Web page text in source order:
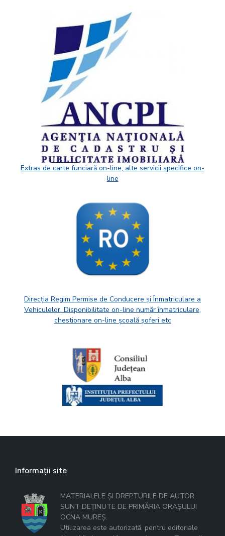
Extras de carte funciară on-line, alte servicii specifice on-
line
Direcția Regim Permise de Conducere și Înmatriculare a
Vehiculelor. Disponibilitate on-line număr înmatriculare,
chestionare on-line școală șoferi etc
Informații site
MATERIALELE ȘI DREPTURILE DE AUTOR
SUNT DEȚINUTE DE PRIMĂRIA ORAȘULUI
OCNA MUREȘ.
Utilizarea este autorizată, pentru editoriale